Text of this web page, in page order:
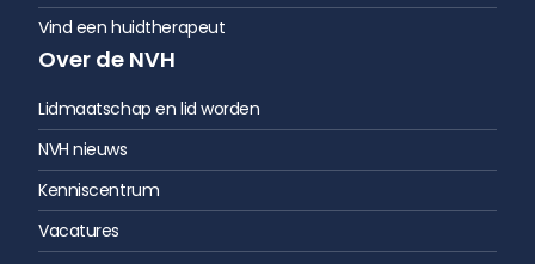
Vind een huidtherapeut
Over de NVH
Lidmaatschap en lid worden
NVH nieuws
Kenniscentrum
Vacatures